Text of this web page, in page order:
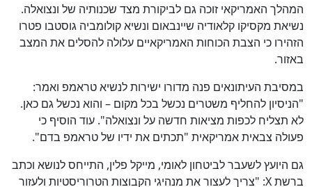
המהלך האמריקאי זוכה גם לביקורת מצד שכנותיה של ונצואלה.
נשיאת מקסיקו קלאודיה שיינבאום ונשיא קולומביה גוסטבו פטרו
הזהירו כי הצבת הכוחות האמריקאיים עלולה להסלים את המצב
באזור.
במסיבת העיתונאים פנה מדורו ישירות לנשיא טראמפ ואמר:
"הניסיון להחליף משטרים נכשל בכל מקום – והוא נכשל גם כאן.
לא תצליח לכפות מציאות חדשה על ונצואלה". עוד הוסיף כי
פעולה צבאית אמריקאית "תכתים את ידיו של טראמפ בדם".
גם היועץ לשעבר לביטחון לאומי, מייקל פלין, התייחס לנושא וכתב
ברשת X: "צריך לעצור את מנהיגי הקבוצות הטרוריסטיות ולעזור